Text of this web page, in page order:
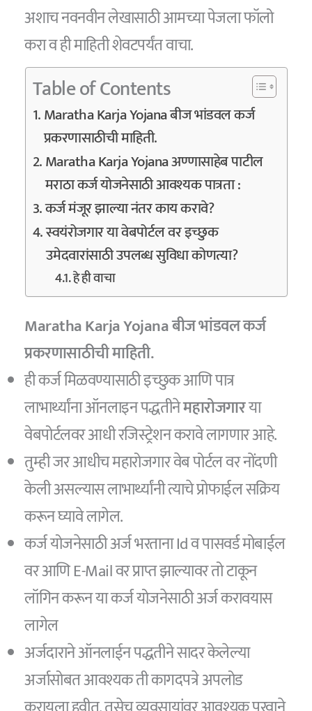
अशाच नवनवीन लेखासाठी आमच्या पेजला फॉलो
करा व ही माहिती शेवटपर्यंत वाचा.
Table of Contents
Maratha Karja Yojana बीज भांडवल कर्ज
प्रकरणासाठीची माहिती.
Maratha Karja Yojana अण्णासाहेब पाटील
मराठा कर्ज योजनेसाठी आवश्यक पात्रता :
कर्ज मंजूर झाल्या नंतर काय करावे?
स्वयंरोजगार या वेबपोर्टल वर इच्छुक
उमेदवारांसाठी उपलब्ध सुविधा कोणत्या?
हे ही वाचा
Maratha Karja Yojana बीज भांडवल कर्ज
प्रकरणासाठीची माहिती.
ही कर्ज मिळवण्यासाठी इच्छुक आणि पात्र
लाभार्थ्यांना ऑनलाइन पद्धतीनेमहारोजगारया
वेबपोर्टलवर आधी रजिस्ट्रेशन करावे लागणार आहे.
तुम्ही जर आधीच महारोजगार वेब पोर्टल वर नोंदणी
केली असल्यास लाभार्थ्यांनी त्याचे प्रोफाईल सक्रिय
करून घ्यावे लागेल.
कर्ज योजनेसाठी अर्ज भरताना Id व पासवर्ड मोबाईल
वर आणि E-Mail वर प्राप्त झाल्यावर तो टाकून
लॉगिन करून या कर्ज योजनेसाठी अर्ज करावयास
लागेल
अर्जदाराने ऑनलाईन पद्धतीने सादर केलेल्या
अर्जासोबत आवश्यक ती कागदपत्रे अपलोड